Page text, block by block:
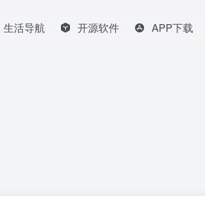
生活导航 开源软件 APP下载